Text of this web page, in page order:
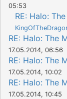
05:53
RE: Halo:
RE: Halo: The
17.05.2014, 06:56
RE: Halo: The
17.05.2014, 10:02
RE: Halo: The
17.05.2014, 10:45